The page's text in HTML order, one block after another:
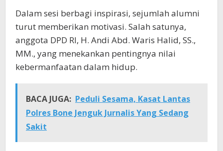
Dalam sesi berbagi inspirasi, sejumlah alumni
turut memberikan motivasi. Salah satunya,
anggota DPD RI, H. Andi Abd. Waris Halid, SS.,
MM., yang menekankan pentingnya nilai
kebermanfaatan dalam hidup.
BACA JUGA: Peduli Sesama, Kasat Lantas
Polres Bone Jenguk Jurnalis Yang Sedang
Sakit